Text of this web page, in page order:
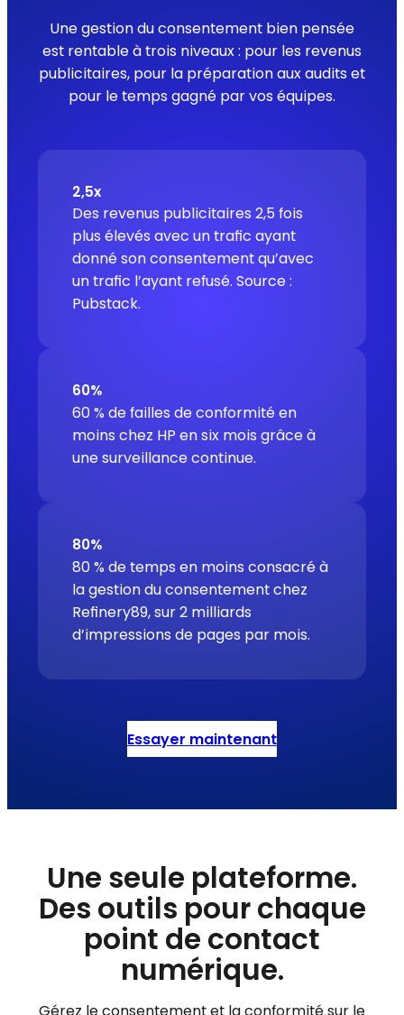
Une gestion du consentement bien pensée
est rentable à trois niveaux : pour les revenus
publicitaires, pour la préparation aux audits et
pour le temps gagné par vos équipes.
2,5x
Des revenus publicitaires 2,5 fois
plus élevés avec un trafic ayant
donné son consentement qu’avec
un trafic l’ayant refusé.Source :
Pubstack.
60%
60 % de failles de conformité en
moins chez HP en six mois grâce à
une surveillance continue.
80%
80 % de temps en moins consacré à
la gestion du consentement chez
Refinery89, sur 2 milliards
d’impressions de pages par mois.
Essayer maintenant
Une seule plateforme.
Des outils pour chaque
point de contact
numérique.